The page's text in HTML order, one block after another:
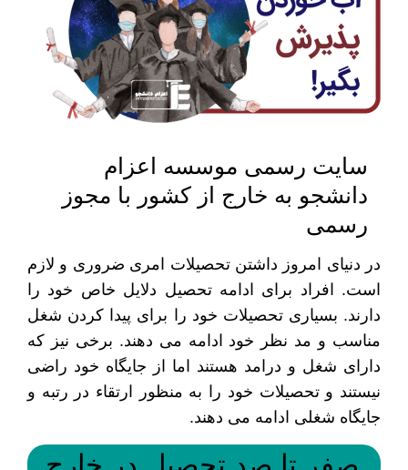
سایت رسمی موسسه اعزام
دانشجو به خارج از کشور با مجوز
رسمی
در دنیای امروز داشتن تحصیلات امری ضروری و لازم
است. افراد برای ادامه تحصیل دلایل خاص خود را
دارند. بسیاری تحصیلات خود را برای پیدا کردن شغل
مناسب و مد نظر خود ادامه می دهند. برخی نیز که
دارای شغل و درامد هستند اما از جایگاه خود راضی
نیستند و تحصیلات خود را به منظور ارتقاء در رتبه و
جایگاه شغلی ادامه می دهند.